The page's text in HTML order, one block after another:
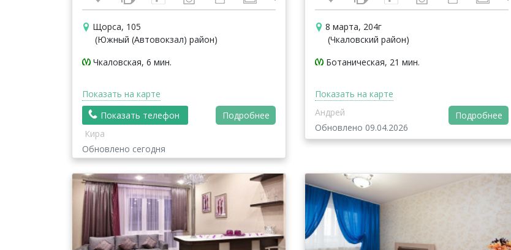
Щорса, 105
(Южный (Автовокзал) район)
Чкаловская, 6 мин.
Показать на карте
Показать телефон
Подробнее
Кира
Обновлено сегодня
8 марта, 204г
(Чкаловский район)
Ботаническая, 21 мин.
Показать на карте
Андрей
Обновлено 09.04.2026
Подробнее